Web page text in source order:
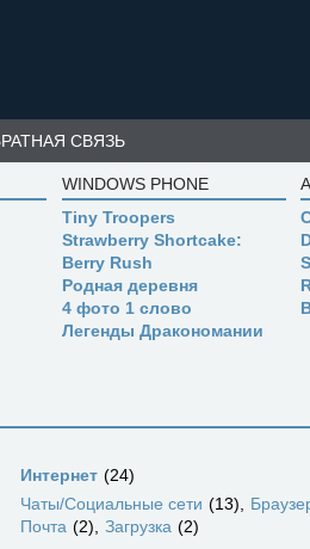
СВЯЗЬ
WINDOWS PHONE
Tiny Troopers
Strawberry Shortcake:
Berry Rush
Родная деревня
4 фото 1 слово
Легенды Дракономании
Интернет
24
Чаты/Социальные сети
13
Почта
2 Загрузка
2